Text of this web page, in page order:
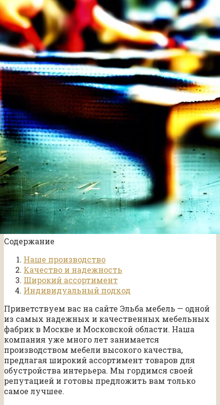
Содержание
Наше производство
Качество и надежность
Широкий ассортимент
Индивидуальный подход
Приветствуем вас на сайте Эльба мебель — одной
из самых надежных и качественных мебельных
фабрик в Москве и Московской области. Наша
компания уже много лет занимается
производством мебели высокого качества,
предлагая широкий ассортимент товаров для
обустройства интерьера. Мы гордимся своей
репутацией и готовы предложить вам только
самое лучшее.